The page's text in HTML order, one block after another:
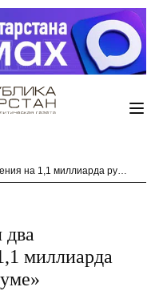
Нижнекамск заключил два инвестсоглашения на 1,1 миллиарда рублей на «КазаньФоруме»
миллиарда